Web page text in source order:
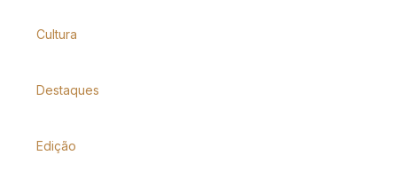
Cultura
Destaques
Edição